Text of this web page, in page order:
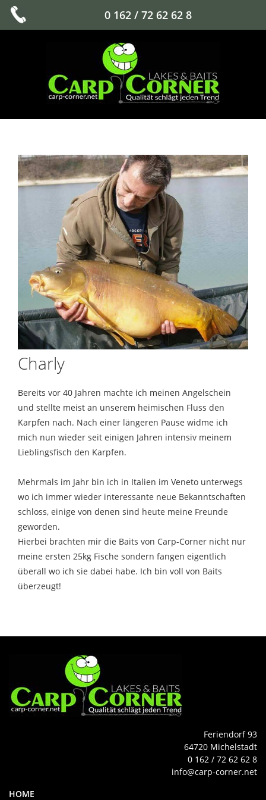
0 162 / 72 62 62 8
Charly
Bereits vor 40 Jahren machte ich meinen Angelschein
und stellte meist an unserem heimischen Fluss den
Karpfen nach. Nach einer längeren Pause widme ich
mich nun wieder seit einigen Jahren intensiv meinem
Lieblingsfisch den Karpfen.
Mehrmals im Jahr bin ich in Italien im Veneto unterwegs
wo ich immer wieder interessante neue Bekanntschaften
schloss, einige von denen sind heute meine Freunde
geworden.
Hierbei brachten mir die Baits von Carp-Corner nicht nur
meine ersten 25kg Fische sondern fangen eigentlich
überall wo ich sie dabei habe. Ich bin voll von Baits
überzeugt!
Feriendorf 93
64720 Michelstadt
0 162 / 72 62 62 8
info@carp-corner.net
HOME